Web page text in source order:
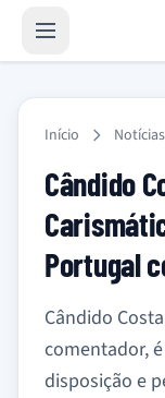
Início Notícias
Cândido
Portugal
Cândido
comentador,
disposição e